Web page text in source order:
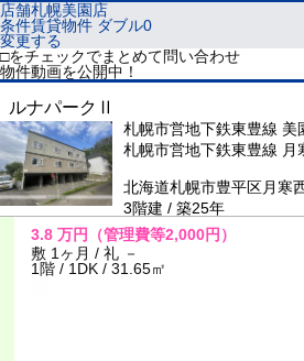
店舗札幌美園店
条件賃貸物件 ダブル0
変更する
□をチェックでまとめて問い合わせ
物件動画を公開中！
ルナパークⅡ
札幌市営地下鉄東豊線 美
札幌市営地下鉄東豊線 月
北海道札幌市豊平区月寒
3階建 / 築25年
3.8 万円
（管理費等2,000円）
敷 1ヶ月 / 礼 －
1階 / 1DK / 31.65㎡